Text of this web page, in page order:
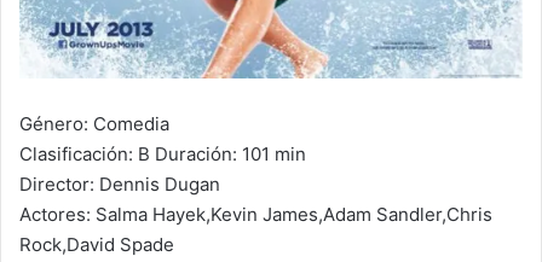
Género: Comedia
Clasificación: B Duración: 101 min
Director: Dennis Dugan
Actores: Salma Hayek,Kevin James,Adam Sandler,Chris
Rock,David Spade